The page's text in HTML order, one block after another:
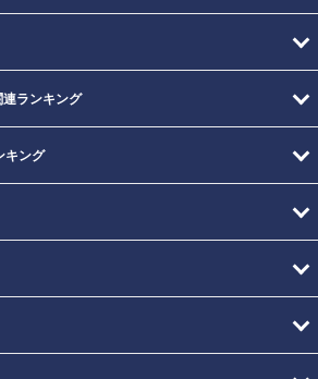
連ランキング
キング